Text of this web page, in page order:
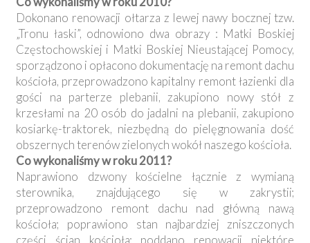
Dokonano renowacji ołtarza z lewej nawy bocznej tzw.
„Tronu łaski”, odnowiono dwa obrazy : Matki Boskiej
Częstochowskiej i Matki Boskiej Nieustającej Pomocy,
sporządzono i opłacono dokumentację na remont dachu
kościoła, przeprowadzono kapitalny remont łazienki dla
gości na parterze plebanii, zakupiono nowy stół z
krzesłami na 20 osób do jadalni na plebanii, zakupiono
kosiarkę-traktorek, niezbędną do pielęgnowania dość
obszernych terenów zielonych wokół naszego kościoła.
Co wykonaliśmy w roku 2011?
Naprawiono dzwony kościelne łącznie z wymianą
sterownika, znajdującego się w zakrystii;
przeprowadzono remont dachu nad główną nawą
kościoła; poprawiono stan najbardziej zniszczonych
części ścian kościoła; poddano renowacji niektóre